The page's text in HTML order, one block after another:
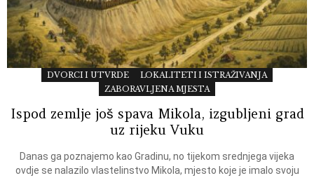
DVORCI I UTVRDE
LOKALITETI I ISTRAŽIVANJA
ZABORAVLJENA MJESTA
Ispod zemlje još spava Mikola, izgubljeni grad
uz rijeku Vuku
Danas ga poznajemo kao Gradinu, no tijekom srednjega vijeka
ovdje se nalazilo vlastelinstvo Mikola, mjesto koje je imalo svoju